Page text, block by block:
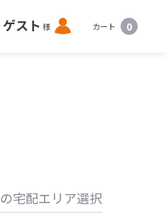
ゲスト 様 ロ
グ
カート 0
の宅配エリア選択